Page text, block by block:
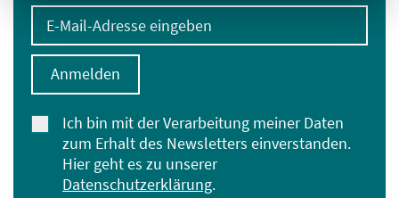
E-Mail-Adresse eingeben
Ich bin mit der Verarbeitung meiner Daten
zum Erhalt des Newsletters einverstanden.
Hier geht es zu unserer
Datenschutzerklärung.
Anmelden